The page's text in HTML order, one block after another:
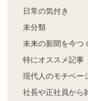
日常の気付き
未分類
未来の新聞を今つ
特にオススメ記事
現代人のモチベー
社長や正社員から